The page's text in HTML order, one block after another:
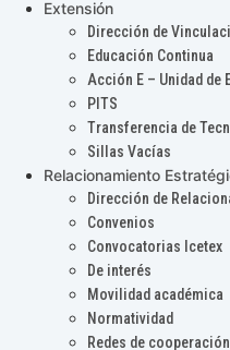
Extensión
Dirección de
Educación Continua
Acción E – Unidad de
PITS
Transferencia de
Sillas Vacías
Relacionamiento
Dirección de
Convenios
Convocatorias Icetex
De interés
Movilidad académica
Normatividad
Redes de cooperación